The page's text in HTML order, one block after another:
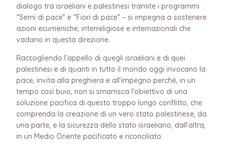
dialogo tra israeliani e palestinesi tramite i programmi
“Semi di pace” e “Fiori di pace” – si impegna a sostenere
azioni ecumeniche, interreligiose e internazionali che
vadano in questa direzione.
Raccogliendo l’appello di quegli israeliani e di quei
palestinesi e di quanti in tutto il mondo oggi invocano la
pace, invita alla preghiera e all’impegno perché, in un
tempo così buio, non si smarrisca l’obiettivo di una
soluzione pacifica di questo troppo lungo conflitto, che
comprenda la creazione di un vero stato palestinese, da
una parte, e la sicurezza dello stato israeliano, dall’altra,
in un Medio Oriente pacificato e riconciliato.